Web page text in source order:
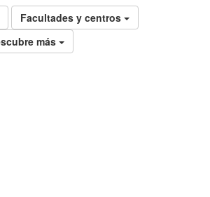
Facultades y centros
más